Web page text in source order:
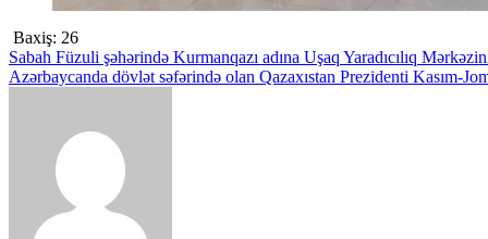
Baxiş: 26
Yazı
naviqasiyası
Sabah Füzuli şəhərində Kurmanqazı adına Uşaq Yaradıcılıq
Azərbaycanda dövlət səfərində olan Qazaxıstan Prezidenti Kasım-